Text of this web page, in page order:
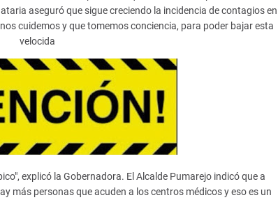
aseguró que sigue creciendo la incidencia de contagios en
cuidemos y que tomemos conciencia, para poder bajar esta
velocida
explicó la Gobernadora. El Alcalde Pumarejo indicó que a
más personas que acuden a los centros médicos y eso es un